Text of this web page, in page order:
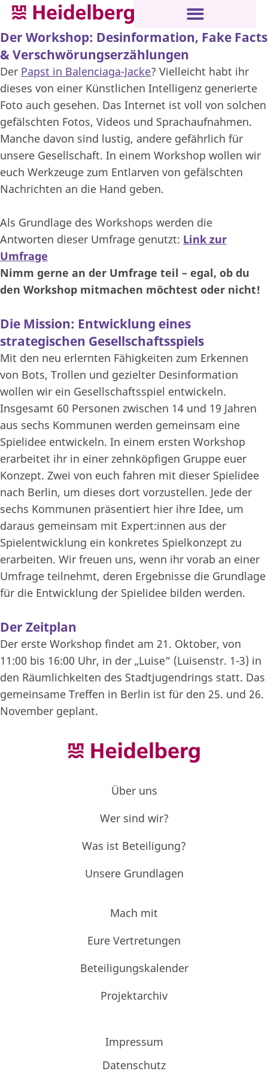
Der Workshop: Desinformation, Fake Facts
& Verschwörungserzählungen
Der Papst in Balenciaga-Jacke? Vielleicht habt ihr
dieses von einer Künstlichen Intelligenz generierte
Foto auch gesehen. Das Internet ist voll von solchen
gefälschten Fotos, Videos und Sprachaufnahmen.
Manche davon sind lustig, andere gefährlich für
unsere Gesellschaft. In einem Workshop wollen wir
euch Werkzeuge zum Entlarven von gefälschten
Nachrichten an die Hand geben.
Als Grundlage des Workshops werden die
Antworten dieser Umfrage genutzt: Link zur
Umfrage
Nimm gerne an der Umfrage teil – egal, ob du
den Workshop mitmachen möchtest oder nicht!
Die Mission: Entwicklung eines
strategischen Gesellschaftsspiels
Mit den neu erlernten Fähigkeiten zum Erkennen
von Bots, Trollen und gezielter Desinformation
wollen wir ein Gesellschaftsspiel entwickeln.
Insgesamt 60 Personen zwischen 14 und 19 Jahren
aus sechs Kommunen werden gemeinsam eine
Spielidee entwickeln. In einem ersten Workshop
erarbeitet ihr in einer zehnköpfigen Gruppe euer
Konzept. Zwei von euch fahren mit dieser Spielidee
nach Berlin, um dieses dort vorzustellen. Jede der
sechs Kommunen präsentiert hier ihre Idee, um
daraus gemeinsam mit Expert:innen aus der
Spielentwicklung ein konkretes Spielkonzept zu
erarbeiten. Wir freuen uns, wenn ihr vorab an einer
Umfrage teilnehmt, deren Ergebnisse die Grundlage
für die Entwicklung der Spielidee bilden werden.
Der Zeitplan
Der erste Workshop findet am 21. Oktober, von
11:00 bis 16:00 Uhr, in der „Luise“ (Luisenstr. 1-3) in
den Räumlichkeiten des Stadtjugendrings statt. Das
gemeinsame Treffen in Berlin ist für den 25. und 26.
November geplant.
Mach mit
Eure Vertretungen
Beteiligungskalender
Projektarchiv
Impressum
Datenschutz
Über uns
Wer sind wir?
Was ist Beteiligung?
Unsere Grundlagen